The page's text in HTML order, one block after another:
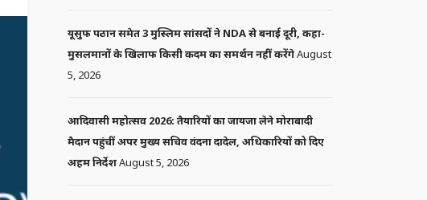
यूसुफ पठान समेत 3 मुस्लिम सांसदों ने NDA से बनाई दूरी, कहा-
मुसलमानों के खिलाफ किसी कदम का समर्थन नहीं करेंगेAugust
5, 2026
आदिवासी महोत्सव 2026: तैयारियों का जायजा लेने मोराबादी
मैदान पहुंचीं अपर मुख्य सचिव वंदना दादेल, अधिकारियों को दिए
अहम निर्देशAugust 5, 2026